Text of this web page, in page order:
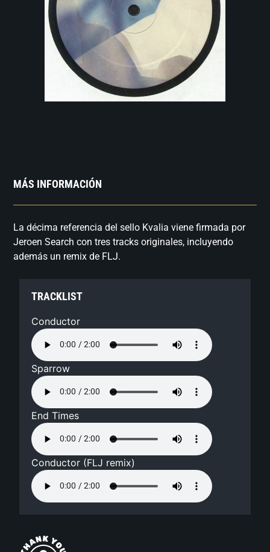
MÁS INFORMACIÓN
La décima referencia del sello Kvalia viene firmada por
Jeroen Search con tres tracks originales, incluyendo
además un remix de FLJ.
TRACKLIST
Conductor
Sparrow
End Times
Conductor (FLJ remix)